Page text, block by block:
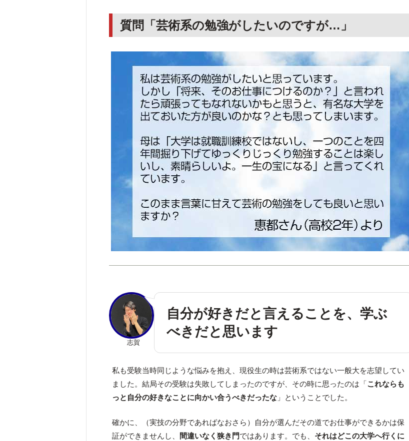
質問「芸術系の勉強がしたいのですが…」
志賀
自分が好きだと言えることを、学ぶ
べきだと思います
私も受験当時同じような悩みを抱え、現役生の時は芸術系ではない一般大を志望してい
ました。結局その受験は失敗してしまったのですが、その時に思ったのは「これならも
っと自分の好きなことに向かい合うべきだったな 」ということでした。
確かに、（実技の分野であればなおさら）自分が選んだその道でお仕事ができるかは保
証ができませんし、
間違いなく狭き門ではあります。でも、 それはどこの大学へ行くに